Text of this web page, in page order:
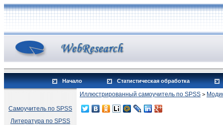
Начало Статистическая обработка
Самоучитель по SPSS
Литература по SPSS
Иллюстрированный самоучитель по SPSS >